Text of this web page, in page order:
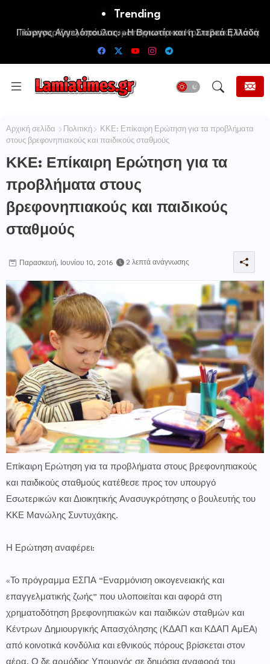
Trending
Πανηγυρίζει η Ιερά Σταυροπηγιακή και Κοινοβιακή Μονή
Μεταμορφώσεως του Σωτήρος Καμενων Βουρλων (Μονή
Αρχική σελίδα Πολιτική
ΚΚΕ: Επίκαιρη Ερώτηση για τα προβλήματα
στους βρεφονηπιακούς και παιδικούς σταθμούς
ΚΚΕ: Επίκαιρη Ερώτηση για τα
προβλήματα στους
βρεφονηπιακούς και παιδικούς
σταθμούς
Παρασκευή, Ιουνίου 10, 2016 2 λεπτά ανάγνωσης
Επίκαιρη Ερώτηση για τα προβλήματα στους βρεφονηπιακούς
και παιδικούς σταθμούς κατέθεσε προς τον υπουργό
Εσωτερικών και Διοικητικής Ανασυγκρότησης ο βουλευτής του
ΚΚΕ Μανώλης Συντυχάκης.
Η Ερώτηση αναφέρει:
«Το πρόγραμμα ΕΣΠΑ “Εναρμόνιση οικογενειακής και
επαγγελματικής ζωής” που υλοποιείται και αφορά στη
χρηματοδότηση βρεφονηπιακών και παιδικών σταθμών και
Κέντρων Δημιουργικής Απασχόλησης (ΚΔΑΠ και ΚΔΑΠ ΑμΕΑ)
από κοινοτικά κονδύλια και εθνικούς πόρους βρίσκεται στον
αέρα. Ο δε αρμόδιος Υπουργός σε δημόσια αναφορά του